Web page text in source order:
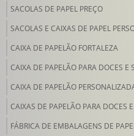
SACOLAS DE PAPEL PREÇO
SACOLAS E CAIXAS DE PAPEL
CAIXA DE PAPELÃO FORTALEZA
CAIXA DE PAPELÃO PARA DOCES E
CAIXA DE PAPELÃO
CAIXAS DE PAPELÃO PARA DOCES
FÁBRICA DE EMBALAGENS DE